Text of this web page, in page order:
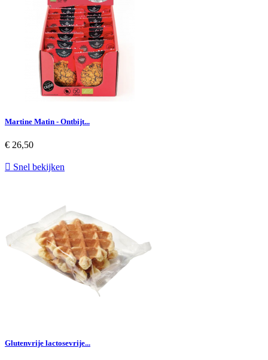
Martine Matin - Ontbijt...
€ 26,50
 Snel bekijken
Glutenvrije lactosevrije...